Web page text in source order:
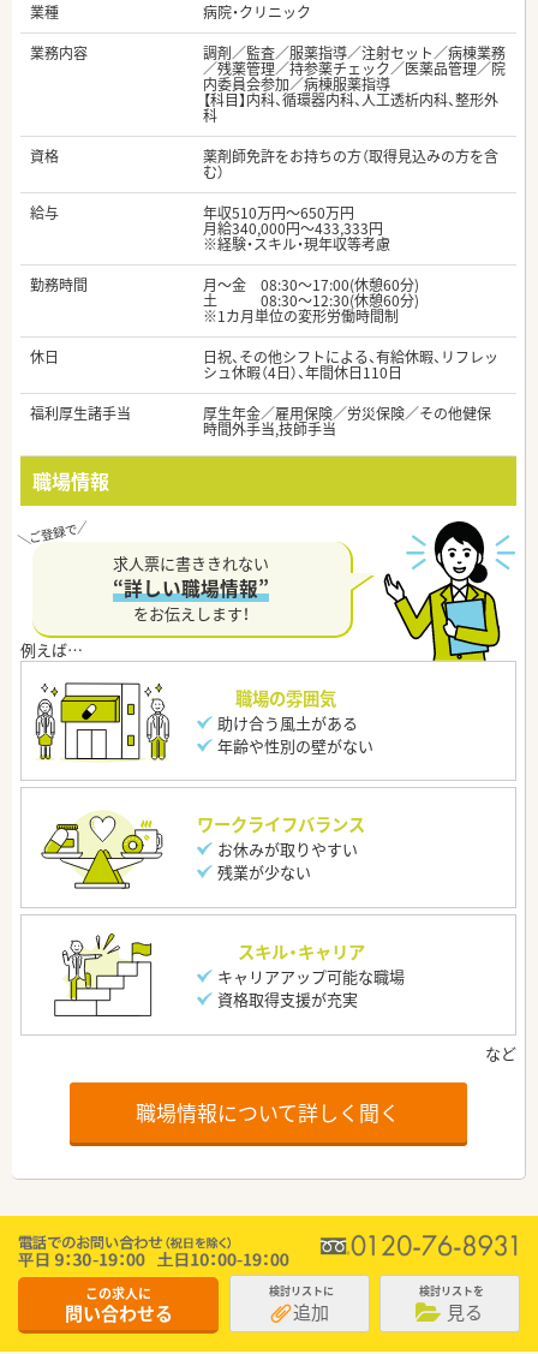
業種
病院・クリニック
業務内容
調剤／監査／服薬指導／注射セット／病棟業務
／残薬管理／持参薬チェック／医薬品管理／院
内委員会参加／病棟服薬指導
【科目】内科、循環器内科、人工透析内科、整形外
科
資格
薬剤師免許をお持ちの方（取得見込みの方を含
む）
給与
年収510万円～650万円
月給340,000円～433,333円
※経験・スキル・現年収等考慮
勤務時間
月～金 08:30～17:00(休憩60分)
土 08:30～12:30(休憩60分)
※1カ月単位の変形労働時間制
休日
日祝、その他シフトによる、有給休暇、リフレッ
シュ休暇（4日）、年間休日110日
福利厚生諸手当
厚生年金／雇用保険／労災保険／その他健保
時間外手当,技師手当
職場情報
求人票に書ききれない
“詳しい職場情報”
をお伝えします！
職場の雰囲気
助け合う風土がある
年齢や性別の壁がない
ワークライフバランス
お休みが取りやすい
残業が少ない
スキル・キャリア
キャリアアップ可能な職場
資格取得支援が充実
職場情報について詳しく聞く
この求人に
問い合わせる
検討リストに
追加
検討リストを
見る